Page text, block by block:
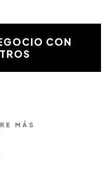
CON
MÁS